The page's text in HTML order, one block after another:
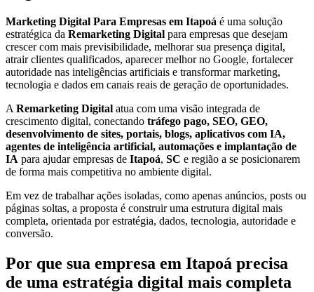
Marketing Digital Para Empresas em Itapoá é uma solução
estratégica da Remarketing Digital para empresas que desejam
crescer com mais previsibilidade, melhorar sua presença digital,
atrair clientes qualificados, aparecer melhor no Google, fortalecer
autoridade nas inteligências artificiais e transformar marketing,
tecnologia e dados em canais reais de geração de oportunidades.
A Remarketing Digital atua com uma visão integrada de
crescimento digital, conectando tráfego pago, SEO, GEO,
desenvolvimento de sites, portais, blogs, aplicativos com IA,
agentes de inteligência artificial, automações e implantação de
IA para ajudar empresas de Itapoá, SC e região a se posicionarem
de forma mais competitiva no ambiente digital.
Em vez de trabalhar ações isoladas, como apenas anúncios, posts ou
páginas soltas, a proposta é construir uma estrutura digital mais
completa, orientada por estratégia, dados, tecnologia, autoridade e
conversão.
Por que sua empresa em Itapoá precisa
de uma estratégia digital mais completa